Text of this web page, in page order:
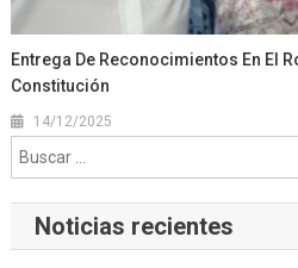
Entrega De Reconocimientos En El
Constitución
14/12/2025
Noticias recientes